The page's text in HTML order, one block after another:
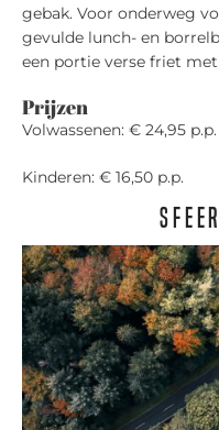
gebak. Voor onderweg
gevulde lunch- en
een portie verse friet
Prijzen
Volwassenen: € 24,95 p.p.
Kinderen: € 16,50 p.p.